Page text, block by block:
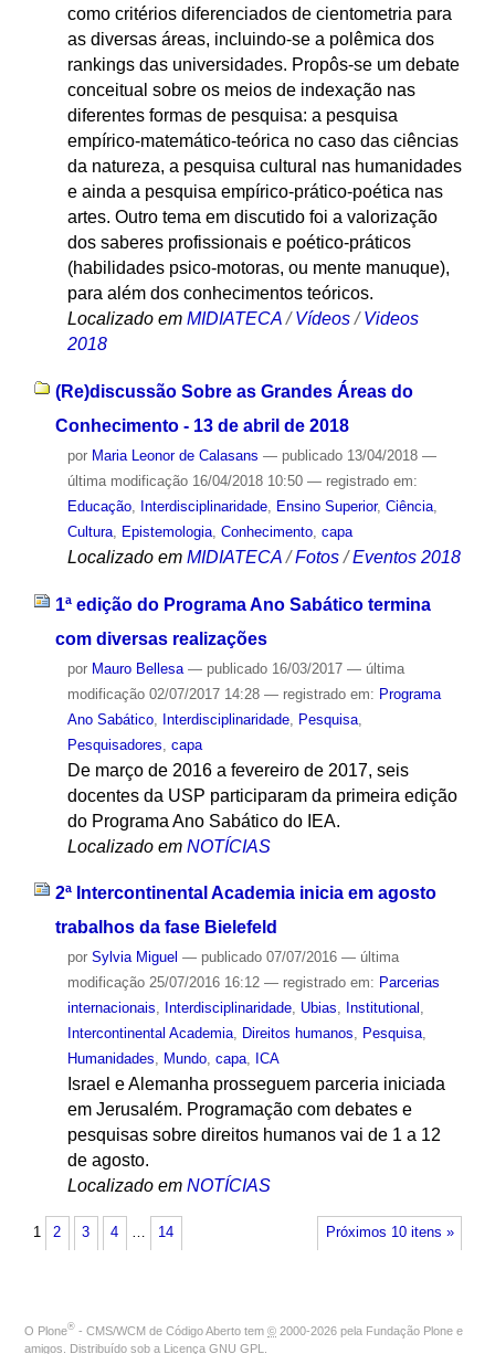
como critérios diferenciados de cientometria para
as diversas áreas, incluindo-se a polêmica dos
rankings das universidades. Propôs-se um debate
conceitual sobre os meios de indexação nas
diferentes formas de pesquisa: a pesquisa
empírico-matemático-teórica no caso das ciências
da natureza, a pesquisa cultural nas humanidades
e ainda a pesquisa empírico-prático-poética nas
artes. Outro tema em discutido foi a valorização
dos saberes profissionais e poético-práticos
(habilidades psico-motoras, ou mente manuque),
para além dos conhecimentos teóricos.
Localizado em MIDIATECA /Vídeos /Videos
2018
(Re)discussão Sobre as Grandes Áreas do
Conhecimento - 13 de abril de 2018
por Maria Leonor de Calasans — publicado13/04/2018 —
última modificação16/04/2018 10:50 — registrado em:
Educação, Interdisciplinaridade, Ensino Superior, Ciência,
Cultura, Epistemologia, Conhecimento, capa
Localizado em MIDIATECA /Fotos /Eventos 2018
1ª edição do Programa Ano Sabático termina
com diversas realizações
por Mauro Bellesa — publicado16/03/2017 — última
modificação02/07/2017 14:28 — registrado em: Programa
Ano Sabático, Interdisciplinaridade, Pesquisa,
Pesquisadores capa
De março de 2016 a fevereiro de 2017, seis
docentes da USP participaram da primeira edição
do Programa Ano Sabático do IEA.
Localizado em NOTÍCIAS
2ª Intercontinental Academia inicia em agosto
trabalhos da fase Bielefeld
por Sylvia Miguel — publicado07/07/2016 — última
modificação25/07/2016 16:12 — registrado em: Parcerias
internacionais, Interdisciplinaridade, Ubias, Institutional ,
Intercontinental Academia, Direitos humanos, Pesquisa,
Humanidades, Mundo, capa, ICA
Israel e Alemanha prosseguem parceria iniciada
em Jerusalém. Programação com debates e
pesquisas sobre direitos humanos vai de 1 a 12
de agosto.
Localizado em NOTÍCIAS
Próximos 10 itens »
1 2 3 4 … 14
O Plone® - CMS/WCM de Código Aberto tem © 2000-2026 pela Fundação Plone e
amigos. Distribuído sob a Licença GNU GPL